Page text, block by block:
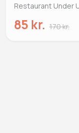
Restaurant Under
85 kr. 170 kr.